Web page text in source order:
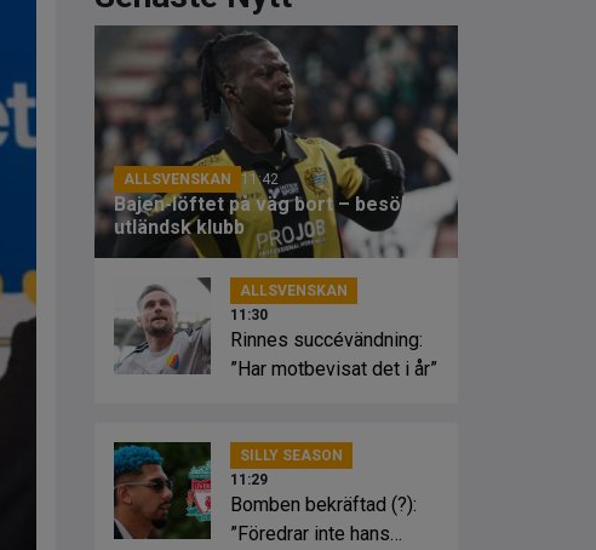
ALLSVENSKAN 11:42
Bajen-löftet på väg bort – besöker
utländsk klubb
ALLSVENSKAN
11:30
Rinnes succévändning:
”Har motbevisat det i år”
SILLY SEASON
11:29
Bomben bekräftad (?):
”Föredrar inte hans